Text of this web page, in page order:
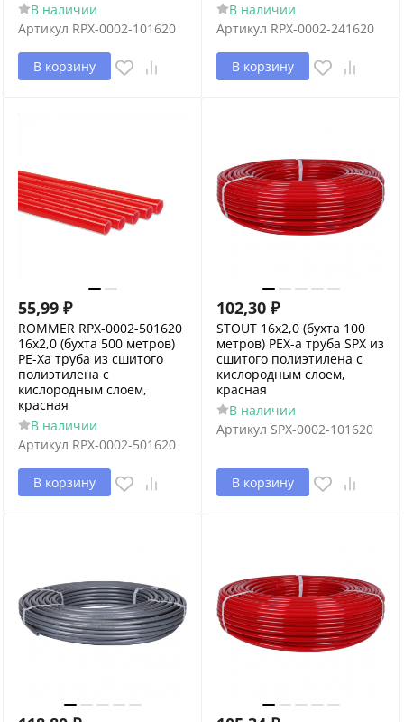
В наличии
Артикул RPX-0002-101620
В корзину
В наличии
Артикул RPX-0002-241620
В корзину
55,99 ₽
ROMMER RPX-0002-501620
16х2,0 (бухта 500 метров)
PE-Xa труба из сшитого
полиэтилена с
кислородным слоем,
красная
В наличии
Артикул RPX-0002-501620
В корзину
102,30 ₽
STOUT 16х2,0 (бухта 100
метров) PEX-a труба SPX из
сшитого полиэтилена с
кислородным слоем,
красная
В наличии
Артикул SPX-0002-101620
В корзину